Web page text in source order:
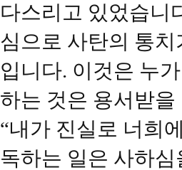
다스리고 있었습니
심으로 사탄의 통
입니다. 이것은 누
하는 것은 용서받
“내가 진실로 너희
독하는 일은 사하